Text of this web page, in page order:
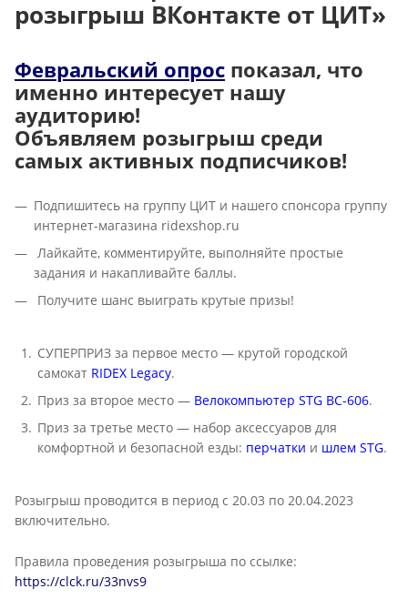
розыгрыш ВКонтакте от ЦИТ»
Февральский опрос показал, что
именно интересует нашу
аудиторию!
Объявляем розыгрыш среди
самых активных подписчиков!
Подпишитесь на группу ЦИТ и нашего спонсора группу
интернет-магазина ridexshop.ru
Лайкайте, комментируйте, выполняйте простые
задания и накапливайте баллы.
Получите шанс выиграть крутые призы!
СУПЕРПРИЗ за первое место — крутой городской
самокат RIDEX Legacy.
Приз за второе место — Велокомпьютер STG BC-606.
Приз за третье место — набор аксессуаров для
комфортной и безопасной езды: перчатки и шлем STG.
Розыгрыш проводится в период с 20.03 по 20.04.2023
включительно.
Правила проведения розыгрыша по ссылке:
https://clck.ru/33nvs9